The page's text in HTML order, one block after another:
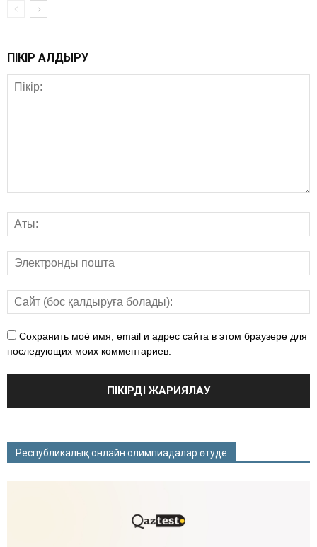
ПІКІР ҚАЛДЫРУ
Сохранить моё имя, email и адрес сайта в этом браузере для
последующих моих комментариев.
Республикалық онлайн олимпиадалар өтуде